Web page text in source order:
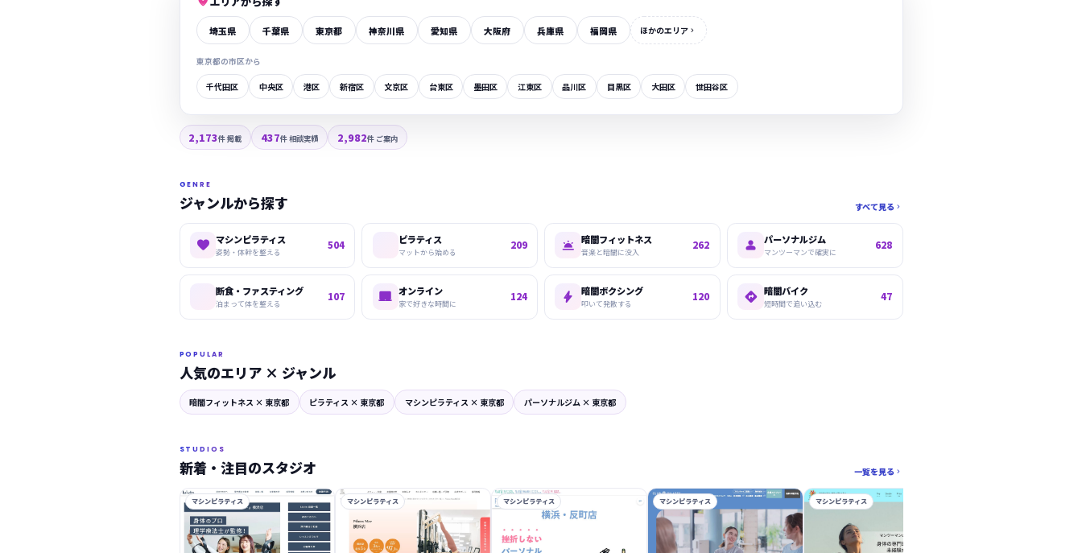
埼玉県 千葉県 東京都 神奈川県 愛知県 大阪府 兵庫県 福岡県 ほかのエリア 
東京都の市区から
千代田区 中央区 港区 新宿区 文京区 台東区 墨田区 江東区 品川区 目黒区 大田区 世田谷区
2,173件 掲載 437件 相談実績 2,982件 ご案内
GENRE
ジャンルから探す すべて見る 
 マシンピラティス
姿勢・体幹を整える
504 ピラティス
マットから始める
209  暗闇フィットネス
音楽と暗闇に没入
262  パーソナルジム
マンツーマンで確実に
628
断食・ファスティング
泊まって体を整える
107  オンライン
家で好きな時間に
124  暗闇ボクシング
叩いて発散する
120  暗闇バイク
短時間で追い込む
47
POPULAR
人気のエリア × ジャンル
暗闇フィットネス × 東京都 ピラティス × 東京都 マシンピラティス × 東京都 パーソナルジム × 東京都
STUDIOS
新着・注目のスタジオ 一覧を見る 
マシンピラティス マシンピラティス マシンピラティス マシンピラティス マシンピラティス